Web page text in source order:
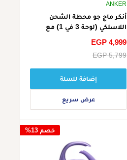
ANKER
أنكر ماج جو محطة الشحن
اللاسلكي (لوحة 3 في 1) مع
سعر
EGP 4,999
سعر
EGP 5,799
إضافة للسلة
عرض سريع
خصم 13%